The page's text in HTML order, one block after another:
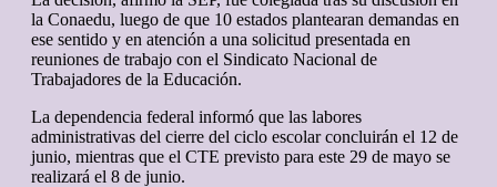
la Conaedu, luego de que 10 estados plantearan demandas en
ese sentido y en atención a una solicitud presentada en
reuniones de trabajo con el Sindicato Nacional de
Trabajadores de la Educación.
La dependencia federal informó que las labores
administrativas del cierre del ciclo escolar concluirán el 12 de
junio, mientras que el CTE previsto para este 29 de mayo se
realizará el 8 de junio.